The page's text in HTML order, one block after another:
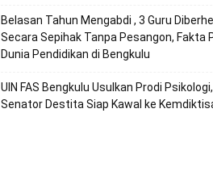
Belasan Tahun Mengabdi , 3 Guru
Secara Sepihak Tanpa Pesangon, Fakta
Dunia Pendidikan di Bengkulu
UIN FAS Bengkulu Usulkan Prodi Psikologi,
Senator Destita Siap Kawal ke